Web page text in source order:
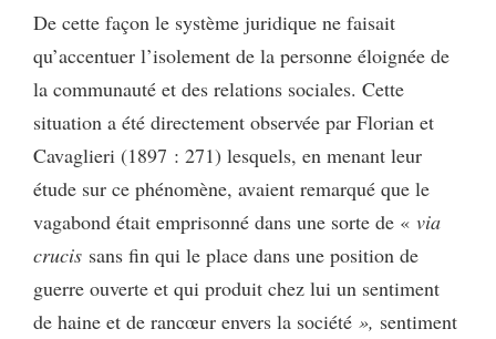
De cette façon le système juridique ne faisait
qu’accentuer l’isolement de la personne éloignée de
la communauté et des relations sociales. Cette
situation a été directement observée par Florian et
Cavaglieri (1897 : 271) lesquels, en menant leur
étude sur ce phénomène, avaient remarqué que le
vagabond était emprisonné dans une sorte de « via
crucis sans fin qui le place dans une position de
guerre ouverte et qui produit chez lui un sentiment
de haine et de rancœur envers la société », sentiment